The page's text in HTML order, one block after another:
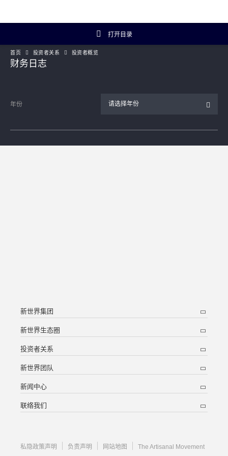
打开目录
投资者关系主页
财务数据
首页 投资者关系 投资者概览
财务日志
年份 请选择年份
新世界集团
新世界生态圈
投资者关系
新世界团队
新闻中心
联络我们
私隐政策声明 负责声明 网站地图 The Artisanal Movement